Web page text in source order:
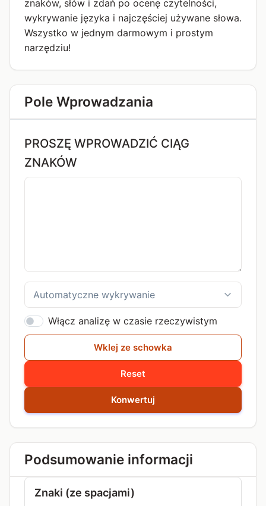
znaków, słów i zdań po ocenę czytelności,
wykrywanie języka i najczęściej używane słowa.
Wszystko w jednym darmowym i prostym
narzędziu!
Pole Wprowadzania
PROSZĘ WPROWADZIĆ CIĄG
ZNAKÓW
Włącz analizę w czasie rzeczywistym
Wklej ze schowka
Reset
Konwertuj
Podsumowanie informacji
Znaki (ze spacjami)